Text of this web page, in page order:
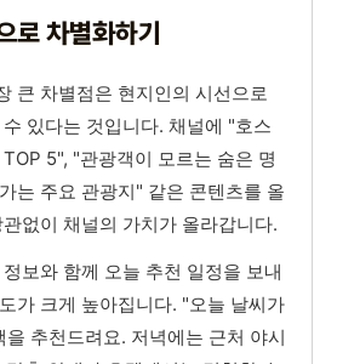
로 차별화하기
큰 차별점은 현지인의 시선으로
있다는 것입니다. 채널에 "호스
5", "관광객이 모르는 숨은 명
는 주요 관광지" 같은 콘텐츠를 올
없이 채널의 가치가 올라갑니다.
보와 함께 오늘 추천 일정을 보내
가 크게 높아집니다. "오늘 날씨가
을 추천드려요. 저녁에는 근처 야시